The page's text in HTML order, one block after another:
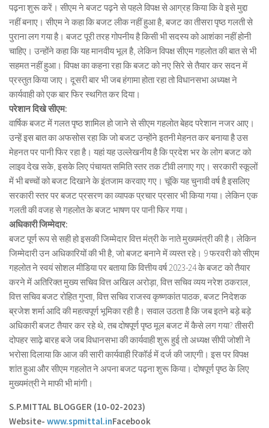
पढ़ना शुरू करें। सीएम ने बजट पढ़ने से पहले विपक्ष से आग्रह किया कि वे इसे मुद्दा
नहीं बनाए। सीएम ने कहा कि बजट लीक नहीं हुआ है, बजट का तीसरा पृष्ठ गलती से
पुराना लग गया है। बजट पूरी तरह गोपनीय है किसी भी सदस्य को आशंका नहीं होनी
चाहिए। उन्होंने कहा कि यह मानवीय भूल है, लेकिन विपक्ष सीएम गहलोत की बात से भी
सहमत नहीं हुआ। विपक्ष का कहना रहा कि बजट को नए सिरे से तैयार कर सदन में
प्रस्तुत किया जाए। दूसरी बार भी जब हंगामा होता रहा तो विधानसभा अध्यक्ष ने
कार्यवाही को एक बार फिर स्थगित कर दिया।
परेशान दिखे सीएम:
वार्षिक बजट में गलत पृष्ठ शामिल हो जाने से सीएम गहलोत बेहद परेशान नजर आए।
उन्हें इस बात का अफसोस रहा कि जो बजट उन्होंने इतनी मेहनत कर बनाया है उस
मेहनत पर पानी फिर रहा है। यहां यह उल्लेखनीय है कि प्रदेश भर के लोग बजट को
लाइव देख सके, इसके लिए पंचायत समिति स्तर तक टीवी लगाए गए। सरकारी स्कूलों
में भी बच्चों को बजट दिखाने के इंतजाम करवाए गए। चूंकि यह चुनावी वर्ष है इसलिए
सरकारी स्तर पर बजट प्रसरण का व्यापक प्रचार प्रसार भी किया गया। लेकिन एक
गलती की वजह से गहलोत के बजट भाषण पर पानी फिर गया।
अधिकारी जिम्मेदार:
बजट पूर्ण रूप से सही हो इसकी जिम्मेदार वित्त मंत्री के नाते मुख्यमंत्री की है। लेकिन
जिम्मेदारी उन अधिकारियों की भी है, जो बजट बनाने में व्यस्त रहे। 9 फरवरी को सीएम
गहलोत ने स्वयं सोशल मीडिया पर बताया कि वित्तीय वर्ष 2023-24 के बजट को तैयार
करने में अतिरिक्त मुख्य सचिव वित्त अखिल अरोड़ा, वित्त सचिव व्यय नरेश ठकराल,
वित्त सचिव बजट रोहित गुप्ता, वित्त सचिव राजस्व कृष्णकांत पाठक, बजट निदेशक
ब्रजेश शर्मा आदि की महत्वपूर्ण भूमिका रही है। सवाल उठता है कि जब इतने बड़े बड़े
अधिकारी बजट तैयार कर रहे थे, तब दोषपूर्ण पृष्ठ मूल बजट में कैसे लग गया? तीसरी
दोपहर साढ़े बारह बजे जब विधानसभा की कार्यवाही शुरू हुई तो अध्यक्ष सीपी जोशी ने
भरोसा दिलाया कि आज की सारी कार्यवाही रिकॉर्ड में दर्ज की जाएगी। इस पर विपक्ष
शांत हुआ और सीएम गहलोत ने अपना बजट पढ़ना शुरू किया। दोषपूर्ण पृष्ठ के लिए
मुख्यमंत्री ने माफी भी मांगी।
S.P.MITTAL BLOGGER (10-02-2023)
Website- www.spmittal.inFacebook